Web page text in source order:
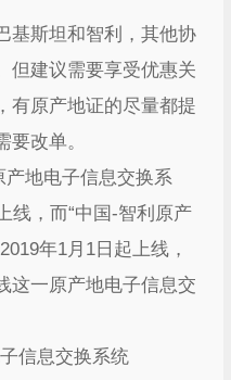
基斯坦和智利，其他协
但建议需要享受优惠关
有原产地证的尽量都提
改单。
产地电子信息交换系
线，而“中国-智利原产
年1月1日起上线，
这一原产地电子信息交
信息交换系统